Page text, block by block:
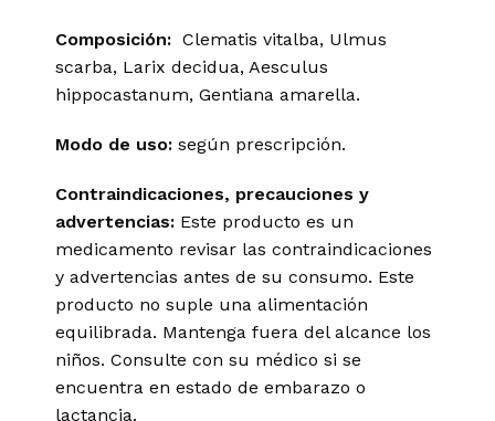
Composición: Clematis vitalba, Ulmus
scarba, Larix decidua, Aesculus
hippocastanum, Gentiana amarella.
Modo de uso: según prescripción.
Contraindicaciones, precauciones y
advertencias: Este producto es un
medicamento revisar las contraindicaciones
y advertencias antes de su consumo. Este
producto no suple una alimentación
equilibrada. Mantenga fuera del alcance los
niños. Consulte con su médico si se
encuentra en estado de embarazo o
lactancia.